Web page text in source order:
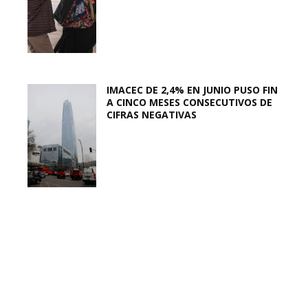
IMACEC DE 2,4% EN JUNIO PUSO FIN
A CINCO MESES CONSECUTIVOS DE
CIFRAS NEGATIVAS